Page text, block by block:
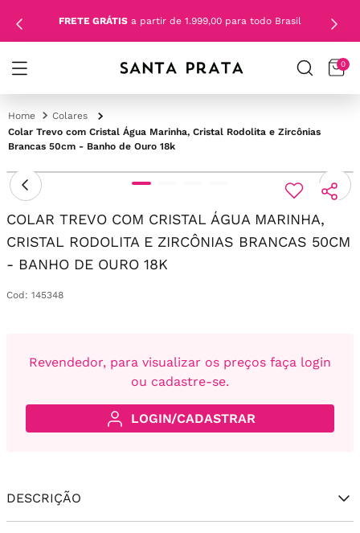
FRETE GRÁTIS a partir de 1.999,00 para todo Brasil
0
Colares
Colar Trevo com Cristal Água Marinha, Cristal Rodolita e Zircônias
Brancas 50cm - Banho de Ouro 18k
COLAR TREVO COM CRISTAL ÁGUA MARINHA,
CRISTAL RODOLITA E ZIRCÔNIAS BRANCAS 50CM
- BANHO DE OURO 18K
Cod : 145348
Revendedor, para visualizar os preços faça login
ou cadastre-se.
LOGIN/CADASTRAR
DESCRIÇÃO